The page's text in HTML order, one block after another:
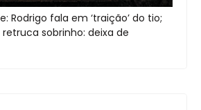
Rodrigo fala em ‘traição’ do tio;
sobrinho: deixa de